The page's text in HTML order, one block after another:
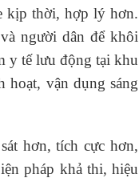
kịp thời, hợp lý hơn.
người dân để khôi
y tế lưu động tại khu
vận dụng sáng
hơn, tích cực hơn,
pháp khả thi, hiệu